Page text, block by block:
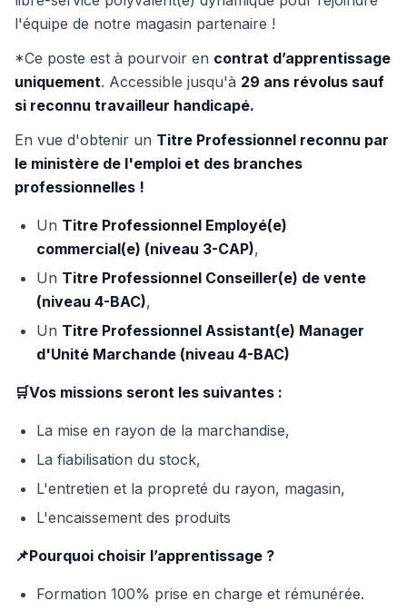
l'équipe de notre magasin partenaire !
*Ce poste est à pourvoir en contrat d’apprentissage
uniquement. Accessible jusqu'à 29 ans révolus sauf
si reconnu travailleur handicapé.
En vue d'obtenir un Titre Professionnel reconnu par
le ministère de l'emploi et des branches
professionnelles !
Un Titre Professionnel Employé(e)
commercial(e) (niveau 3-CAP),
Un Titre Professionnel Conseiller(e) de vente
(niveau 4-BAC),
Un Titre Professionnel Assistant(e) Manager
d'Unité Marchande (niveau 4-BAC)
🛒Vos missions seront les suivantes :
La mise en rayon de la marchandise,
La fiabilisation du stock,
L'entretien et la propreté du rayon, magasin,
L'encaissement des produits
📌Pourquoi choisir l’apprentissage ?
Formation 100% prise en charge et rémunérée.